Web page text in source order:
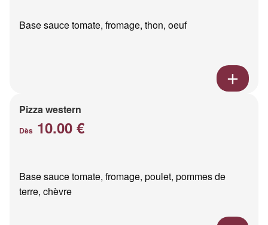
Base sauce tomate, fromage, thon, oeuf
Pizza western
Dès 10.00 €
Base sauce tomate, fromage, poulet, pommes de
terre, chèvre